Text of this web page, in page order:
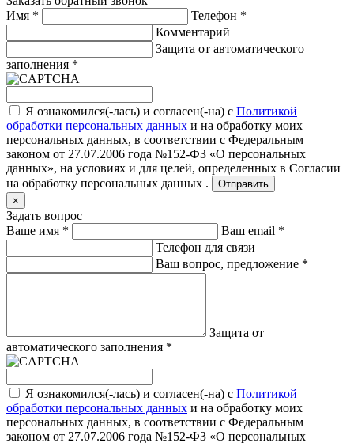
Имя * Телефон *
Комментарий
Защита от автоматического
заполнения *
Я ознакомился(-лась) и согласен(-на) с Политикой
обработки персональных данных и на обработку моих
персональных данных, в соответствии с Федеральным
законом от 27.07.2006 года №152-ФЗ «О персональных
данных», на условиях и для целей, определенных в Согласии
на обработку персональных данных .
Отправить
×
Задать вопрос
Ваше имя * Ваш email *
Телефон для связи
Ваш вопрос, предложение *
Защита от
автоматического заполнения *
Я ознакомился(-лась) и согласен(-на) с Политикой
обработки персональных данных и на обработку моих
персональных данных, в соответствии с Федеральным
законом от 27.07.2006 года №152-ФЗ «О персональных